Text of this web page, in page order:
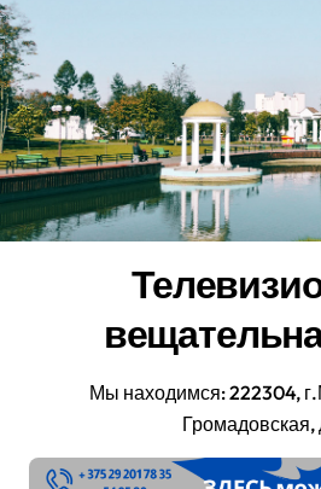
Перейти
к
содержанию
Мы находимся: 222304,